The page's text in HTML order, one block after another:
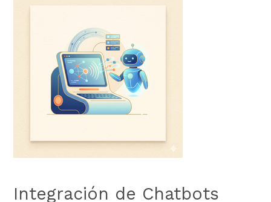
Integración de Chatbots